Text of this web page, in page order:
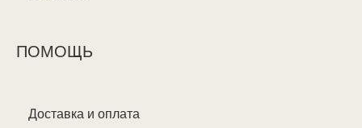
ПОМОЩЬ
Доставка и оплата